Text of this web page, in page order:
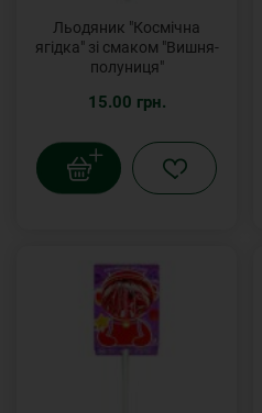
Льодяник "Космічна
ягідка" зі смаком "Вишня-
полуниця"
15.00 грн.